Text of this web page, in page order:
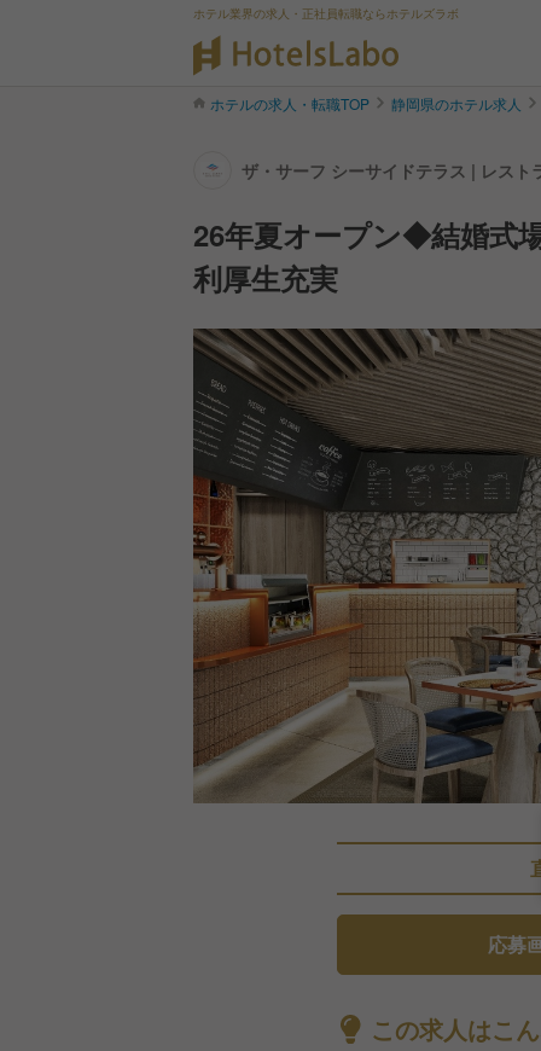
ホテル業界の求人・正社員転職ならホテルズラボ
ホテルの求人・転職TOP 静岡県のホテル求人
ザ・サーフ シーサイドテラス | レス
26年夏オープン◆結婚式
利厚生充実
応募
この求人はこ